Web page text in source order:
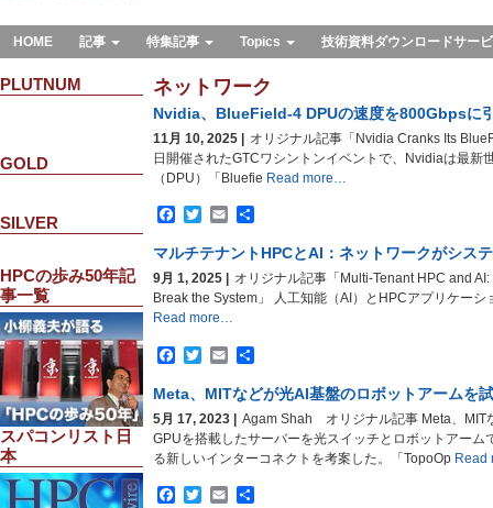
HOME 記事 特集記事 Topics 技術資料ダウンロードサー
PLUTNUM
GOLD
SILVER
HPCの歩み50年記
事一覧
スパコンリスト日
本
ネットワーク
Nvidia、BlueField-4 DPUの速度を800Gbpsに
11月 10, 2025 |
オリジナル記事「Nvidia Cranks Its
日開催されたGTCワシントンイベントで、Nvidiaは最新
（DPU）「Bluefie Read more…
Facebook
TwitterEmail
共
マルチテナントHPCとAI：ネットワークがシス
9月 1, 2025 |
オリジナル記事「Multi-Tenant HPC and
Break the System」 人工知能（AI）とHPCアプリケー
Read more…
Facebook
TwitterEmail
共
Meta、MITなどが光AI基盤のロボットアームを
5月 17, 2023 | Agam Shah オリジナル記事 Meta、MIT
GPUを搭載したサーバーを光スイッチとロボットアーム
る新しいインターコネクトを考案した。「TopoOpRead
Facebook
TwitterEmail
共